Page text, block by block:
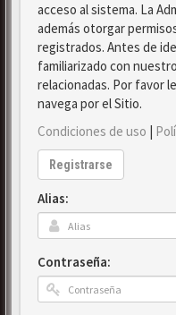
acceso al sistema. La
además otorgar
registrados. Antes de
familiarizado con
relacionadas. Por favor
navega por el Sitio.
Condiciones de uso |
Registrarse
Alias:
Contraseña: